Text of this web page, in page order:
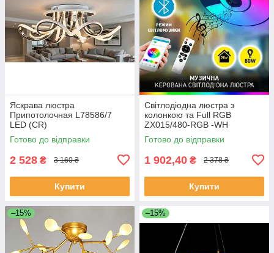
Яскрава люстра
Припотолочная L78586/7
LED (CR)
Готово до відправки
2 528 ₴ 3 160 ₴
Купити
Світлодіодна люстра з
колонкою та Full RGB
ZX015/480-RGB -WH
Готово до відправки
1 902,40 ₴ 2 378 ₴
Купити
–15% –15%